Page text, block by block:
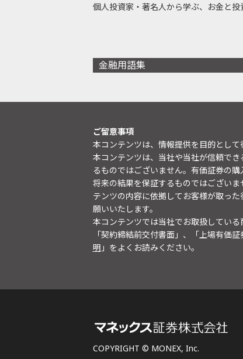
個人投資家・著名人から学ぶ、お金と投
金融用語集
ご留意事項
本コンテンツは、情報提供を目的として
本コンテンツは、当社や当社が信頼で
るものではございません。有価証券の
将来の結果を保証するものではござい
テンツの内容に依拠してお客様が取っ
願いいたします。
本コンテンツでは当社でお取扱してい
「契約締結前交付書面」、「上場有価
明 」をよくお読みください。
COPYRIGHT © MONEX, Inc.